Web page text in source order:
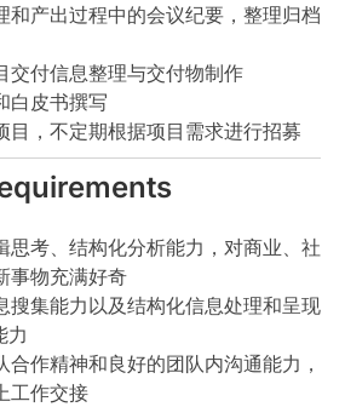
和产出过程中的会议纪要，整理归档
交付信息整理与交付物制作
白皮书撰写
目，不定期根据项目需求进行招募
思考、结构化分析能力，对商业、社
事物充满好奇
搜集能力以及结构化信息处理和呈现
力
合作精神和良好的团队内沟通能力，
工作交接